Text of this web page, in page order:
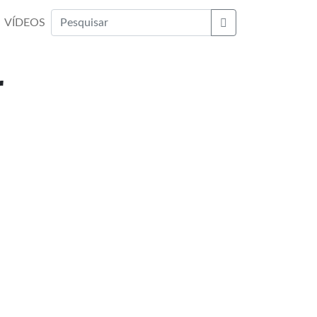
VÍDEOS
Buscar